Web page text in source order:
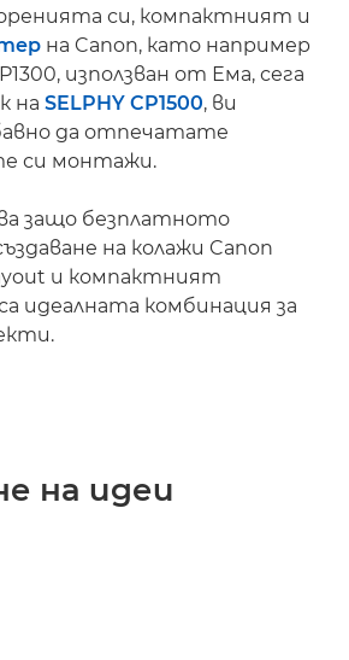
си, компактният и
на Canon, като например
използван от Ема, сега
на SELPHY CP1500, ви
да отпечатате
си монтажи.
защо безплатното
на колажи Canon
и компактният
идеалната комбинация за
на идеи